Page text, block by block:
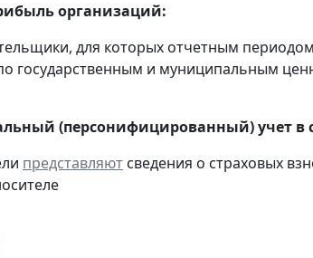
организаций:
для которых отчетным
государственным и муниципальным
(персонифицированный) учет в
представляют сведения о страховых